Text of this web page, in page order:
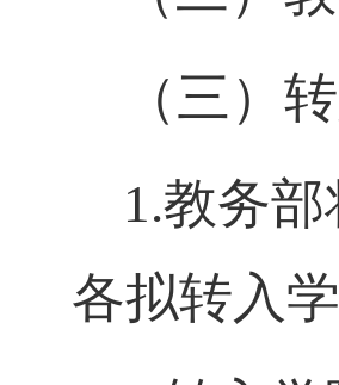
（三）
1.教务
各拟转入学